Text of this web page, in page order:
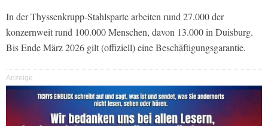
In der Thyssenkrupp-Stahlsparte arbeiten rund 27.000 der
konzernweit rund 100.000 Menschen, davon 13.000 in Duisburg.
Bis Ende März 2026 gilt (offiziell) eine Beschäftigungsgarantie.
Anzeige